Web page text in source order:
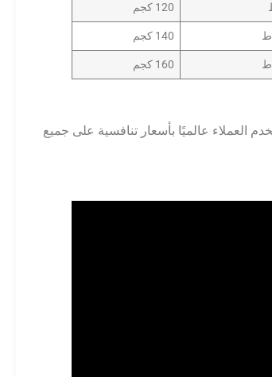
120 كجم
140 كجم
160 كجم
العملاء عالميًا بأسعار تنافسية على جميع